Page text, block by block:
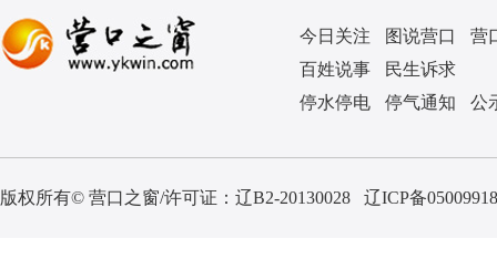
今日关注 图说营口
营
百姓说事
民生诉求
停水停电
停气通知 公
版权所有© 营口之窗/许可证： 辽B2-20130028 辽ICP备